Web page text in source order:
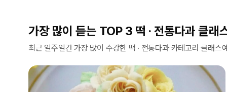
가장 많이 듣는 TOP 3 떡 · 전통다과 클래
최근 일주일간 가장 많이 수강한 떡 · 전통다과 카테고리 클래스